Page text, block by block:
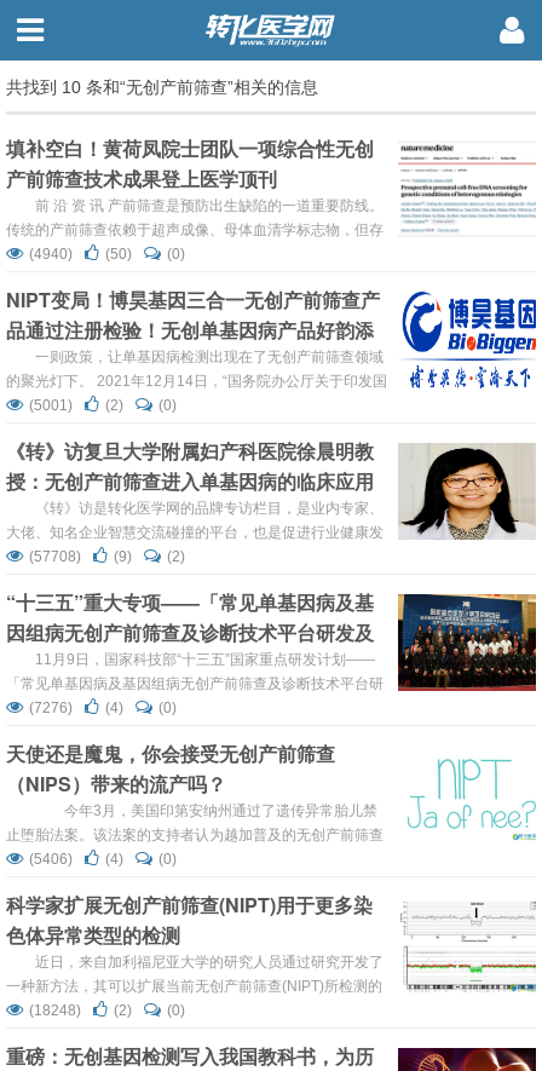
共找到 10 条和“无创产前筛查”相关的信息
填补空白！黄荷凤院士团队一项综合性无创
产前筛查技术成果登上医学顶刊
前 沿 资 讯 产前筛查是预防出生缺陷的一道重要防线。
传统的产前筛查依赖于超声成像、母体血清学标志物，但存
在检出率低，假阳性高等局限性。开展于2012年的无创产
壁垒：现有技术主要筛查染色体异常，但对单基因病却束手
无策，而在所有出生缺陷中，由单基因病引起的占比为
7.5%~12%，把单基因病纳入无创产前筛查的范围是NIPT的
技术...
(4940) (50) (0)
NIPT变局！博昊基因三合一无创产前筛查产
品通过注册检验！无创单基因病产品好韵添
®面向全国招商
一则政策，让单基因病检测出现在了无创产前筛查领域
的聚光灯下。 2021年12月14日，“国务院办公厅关于印发国
家残疾预防行动计划（2021-2025年）的通知”中明确指
儿结构畸形、单基因遗传病等重大出生缺陷的产前筛查和诊
断。肯定了单基因病检测在无创产前筛查市场中的重要性和
迫切性。 ...
(5001) (2) (0)
《转》访复旦大学附属妇产科医院徐晨明教
授：无创产前筛查进入单基因病的临床应用
时代《转》访是转化医学网的品牌专访栏目，是业内专家、
大佬、知名企业智慧交流碰撞的平台，也是促进行业健康发
展的重要力量，《转》访致力于打造转化医学领域最知名的
是一所集医疗、教学、科研于一体的三级妇产医院，因创建
时英文名称为 Margaret Williamson Red House Hospit...
(57708) (9) (2)
“十三五”重大专项——「常见单基因病及基
因组病无创产前筛查及诊断技术平台研发及
规范化应用体系建立」项目正式启动
11月9日，国家科技部“十三五”国家重点研发计划——
「常见单基因病及基因组病无创产前筛查及诊断技术平台研
发及规范化应用体系建立」项目启动会在中国人民解放军总
导出席会议并讲话。项目负责人以及参与单位在会上对项目
目标及实施方案进行了汇报，并接受了专家组的评议指导。
「常见单基因病及基因组病无创产前筛查及诊断技术平台...
(7276) (4) (0)
天使还是魔鬼，你会接受无创产前筛查
（NIPS）带来的流产吗？
今年3月，美国印第安纳州通过了遗传异常胎儿禁
止堕胎法案。该法案的支持者认为越加普及的无创产前筛查
（NIPS）会使大量家庭放弃那些遗传异常并不足以致命的
断与终止妊娠的社会讨论却愈发激烈。 目前，无创产前
筛查已经成为了发展最为迅速的临床测试，包括NIPS在内
的全球产前诊断市...
(5406) (4) (0)
科学家扩展无创产前筛查(NIPT)用于更多染
色体异常类型的检测
近日，来自加利福尼亚大学的研究人员通过研究开发了
一种新方法，其可以扩展当前无创产前筛查(NIPT)所检测的
染色体异常类型的种类，相关研究刊登于国际杂志PNAS
色体剔除或复制现象，比如在猫叫综合征迪乔治综合征中发
(18248) (2) (0)
重磅：无创基因检测写入我国教科书，为历